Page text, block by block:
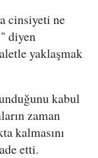
cinsiyeti ne
diyen
yaklaşmak
kabul
zaman
kalmasını
etti.